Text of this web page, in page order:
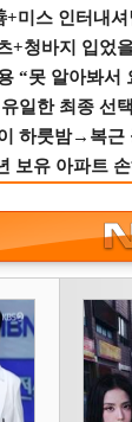
+미스 인터내
+청바지 입었
“못 알아봐서
일한 최종 선
하룻밤→복근
보유 아파트